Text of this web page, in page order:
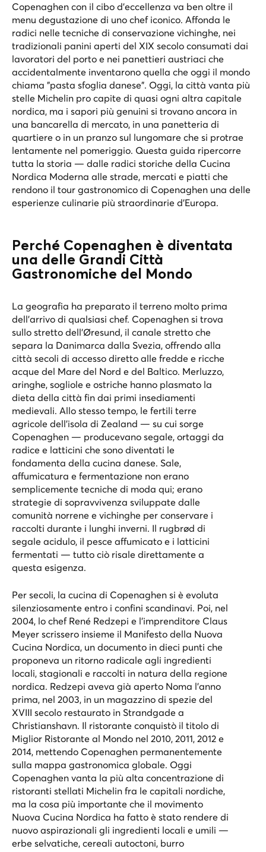
Copenaghen con il cibo d'eccellenza va ben oltre il
menu degustazione di uno chef iconico. Affonda le
radici nelle tecniche di conservazione vichinghe, nei
tradizionali panini aperti del XIX secolo consumati dai
lavoratori del porto e nei panettieri austriaci che
accidentalmente inventarono quella che oggi il mondo
chiama "pasta sfoglia danese". Oggi, la città vanta più
stelle Michelin pro capite di quasi ogni altra capitale
nordica, ma i sapori più genuini si trovano ancora in
una bancarella di mercato, in una panetteria di
quartiere o in un pranzo sul lungomare che si protrae
lentamente nel pomeriggio. Questa guida ripercorre
tutta la storia — dalle radici storiche della Cucina
Nordica Moderna alle strade, mercati e piatti che
rendono il tour gastronomico di Copenaghen una delle
esperienze culinarie più straordinarie d’Europa.
Perché Copenaghen è diventata
una delle Grandi Città
Gastronomiche del Mondo
La geografia ha preparato il terreno molto prima
dell’arrivo di qualsiasi chef. Copenaghen si trova
sullo stretto dell’Øresund, il canale stretto che
separa la Danimarca dalla Svezia, offrendo alla
città secoli di accesso diretto alle fredde e ricche
acque del Mare del Nord e del Baltico. Merluzzo,
aringhe, sogliole e ostriche hanno plasmato la
dieta della città fin dai primi insediamenti
medievali. Allo stesso tempo, le fertili terre
agricole dell’isola di Zealand — su cui sorge
Copenaghen — producevano segale, ortaggi da
radice e latticini che sono diventati le
fondamenta della cucina danese. Sale,
affumicatura e fermentazione non erano
semplicemente tecniche di moda qui; erano
strategie di sopravvivenza sviluppate dalle
comunità norrene e vichinghe per conservare i
raccolti durante i lunghi inverni. Il rugbrød di
segale acidulo, il pesce affumicato e i latticini
fermentati — tutto ciò risale direttamente a
questa esigenza.
Per secoli, la cucina di Copenaghen si è evoluta
silenziosamente entro i confini scandinavi. Poi, nel
2004, lo chef René Redzepi e l’imprenditore Claus
Meyer scrissero insieme il Manifesto della Nuova
Cucina Nordica, un documento in dieci punti che
proponeva un ritorno radicale agli ingredienti
locali, stagionali e raccolti in natura della regione
nordica. Redzepi aveva già aperto Noma l’anno
prima, nel 2003, in un magazzino di spezie del
XVIII secolo restaurato in Strandgade a
Christianshavn. Il ristorante conquistò il titolo di
Miglior Ristorante al Mondo nel 2010, 2011, 2012 e
2014, mettendo Copenaghen permanentemente
sulla mappa gastronomica globale. Oggi
Copenaghen vanta la più alta concentrazione di
ristoranti stellati Michelin fra le capitali nordiche,
ma la cosa più importante che il movimento
Nuova Cucina Nordica ha fatto è stato rendere di
nuovo aspirazionali gli ingredienti locali e umili —
erbe selvatiche, cereali autoctoni, burro